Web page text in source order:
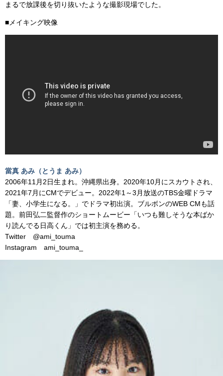
まるで放課後を切り抜いたような撮影現場でした。
■メイキング映像
當真 あみ（とうま あみ）
2006年11月2日生まれ。沖縄県出身。2020年10月にスカウトされ、
2021年7月にCMでデビュー。2022年1～3月放送のTBS金曜ドラマ
「妻、小学生になる。」でドラマ初出演。ブルボンのWEB CMも話
題。前田弘二監督作のショートムービー「いつも難しそうな本ばか
り読んでる日高くん」では初主演を務める。
Twitter @ami_touma
Instagram ami_touma_